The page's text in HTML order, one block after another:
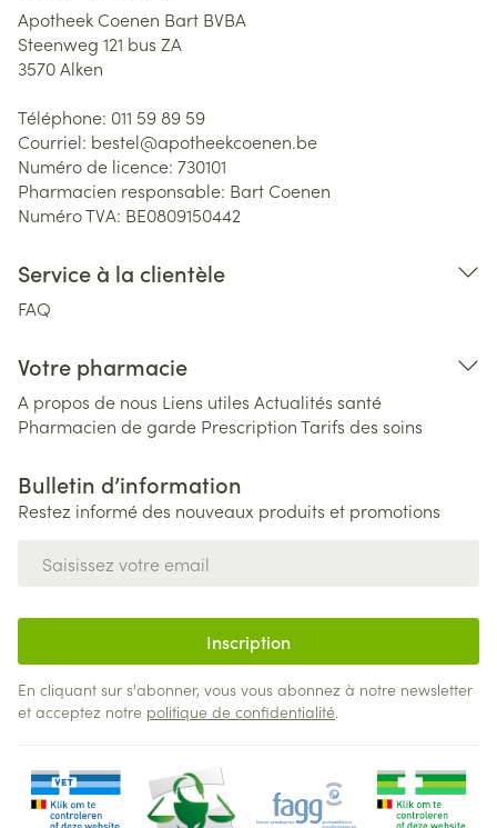
Apotheek Coenen Bart BVBA
Steenweg 121 bus ZA
3570Alken
Téléphone: 011 59 89 59
Courriel: bestel@apotheekcoenen.be
Numéro de licence: 730101
Pharmacien responsable: Bart Coenen
Numéro TVA: BE0809150442
Service à la clientèle
FAQ
Votre pharmacie
A propos de nous Liens utiles Actualités santé
Pharmacien de garde PrescriptionTarifs des soins
Bulletin d’information
Restez informé des nouveaux produits et promotions
Inscription
En cliquant sur s'abonner, vous vous abonnez à notre newsletter
et acceptez notre politique de confidentialité.